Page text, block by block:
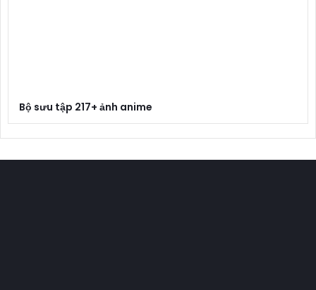
Bộ sưu tập 217+ ảnh anime